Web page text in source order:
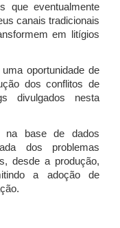
que eventualmente
canais tradicionais
em litígios
oportunidade de
dos conflitos de
divulgados nesta
na base de dados
dos problemas
desde a produção,
a adoção de